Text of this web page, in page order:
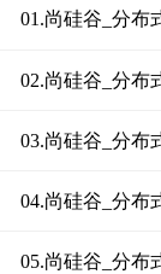
01.尚硅谷_分布
02.尚硅谷_分布
03.尚硅谷_分布
05.尚硅谷_分布